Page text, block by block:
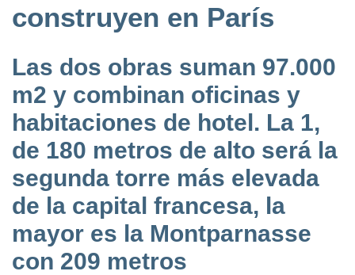
construyen en París
Las dos obras suman 97.000
m2 y combinan oficinas y
habitaciones de hotel. La 1,
de 180 metros de alto será la
segunda torre más elevada
de la capital francesa, la
mayor es la Montparnasse
con 209 metros